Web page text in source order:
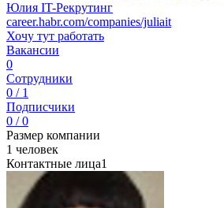
Юлия IT-Рекрутинг
career.habr.com/companies/juliait
Хочу тут работать
Вакансии
0
Сотрудники
0 / 1
Подписчики
0 / 0
Размер компании
1 человек
Контактные лица1